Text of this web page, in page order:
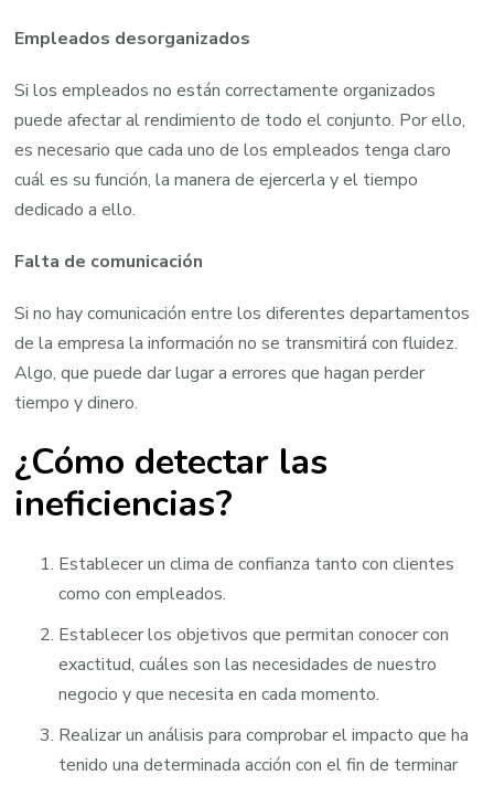
Empleados desorganizados
Si los empleados no están correctamente organizados
puede afectar al rendimiento de todo el conjunto. Por ello,
es necesario que cada uno de los empleados tenga claro
cuál es su función, la manera de ejercerla y el tiempo
dedicado a ello.
Falta de comunicación
Si no hay comunicación entre los diferentes departamentos
de la empresa la información no se transmitirá con fluidez.
Algo, que puede dar lugar a errores que hagan perder
tiempo y dinero.
¿Cómo detectar las
ineficiencias?
Establecer un clima de confianza tanto con clientes
como con empleados.
Establecer los objetivos que permitan conocer con
exactitud, cuáles son las necesidades de nuestro
negocio y que necesita en cada momento.
Realizar un análisis para comprobar el impacto que ha
tenido una determinada acción con el fin de terminar